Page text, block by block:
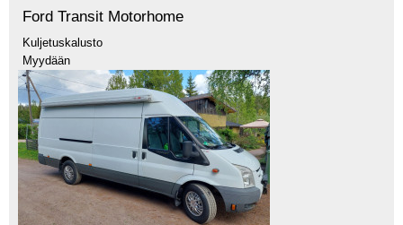
Ford Transit Motorhome
Kuljetuskalusto
Myydään